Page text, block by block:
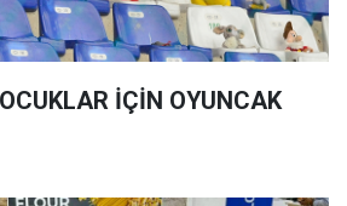
İÇİN OYUNCAK